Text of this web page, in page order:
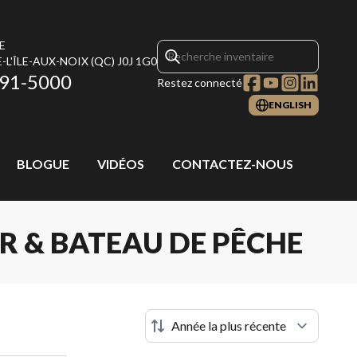
L'ÎLE-AUX-NOIX(QC) J0J 1G0
5000 Restez connecté
ENGLISH
BLOGUE VIDÉOS CONTACTEZ-NOUS
& BATEAU DE PÊCHE